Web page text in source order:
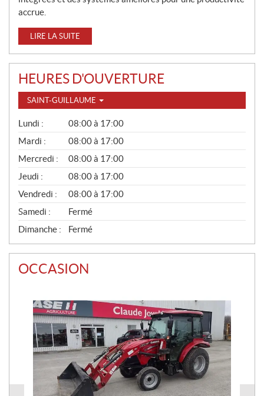
accrue.
LIRE LA SUITE
HEURES D'OUVERTURE
SAINT-GUILLAUME
G
É
N
É
R
A
L
Lundi :
08:00 à 17:00
Mardi :
08:00 à 17:00
Mercredi :
08:00 à 17:00
Jeudi :
08:00 à 17:00
Vendredi :
08:00 à 17:00
Samedi :
Fermé
Dimanche :
Fermé
OCCASION